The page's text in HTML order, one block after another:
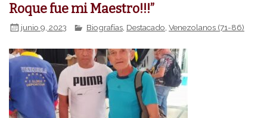
Roque fue mi Maestro!!!”
junio 9, 2023 Biografías Destacado ,Venezolanos (71-86)